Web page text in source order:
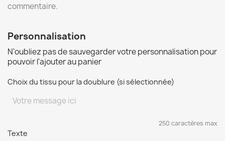
commentaire.
Personnalisation
N'oubliez pas de sauvegarder votre personnalisation pour
pouvoir l'ajouter au panier
Choix du tissu pour la doublure (si sélectionnée)
250 caractères max
Texte